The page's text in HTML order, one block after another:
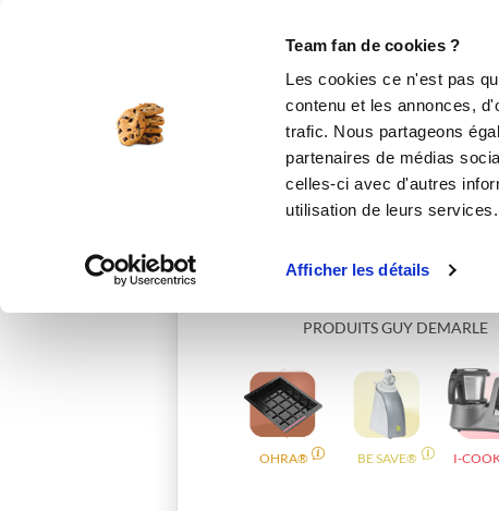
Team fan de cookies ?
Les cookies ce n'est pas
contenu et les annonces,
trafic. Nous partageons
partenaires de médias
celles-ci avec d'autres
utilisation de leurs services.
Afficher les détails
PRODUITS GUY DEMARLE
OHRA® BE SAVE® I-